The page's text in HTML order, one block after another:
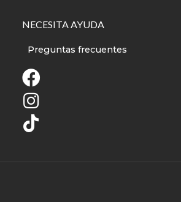
NECESITA AYUDA
Preguntas frecuentes